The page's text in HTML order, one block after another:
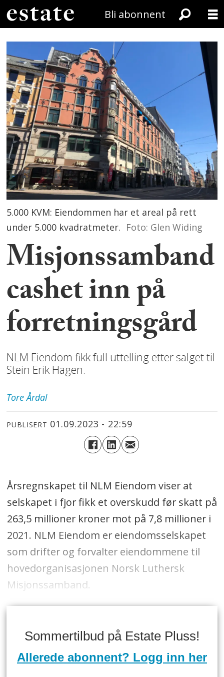
Bli abonnent
5.000 KVM: Eiendommen har et areal på rett
under 5.000 kvadratmeter. Foto: Glen Widing
Misjonssamband
cashet inn på
forretningsgård
NLM Eiendom fikk full uttelling etter salget til
Stein Erik Hagen.
Tore Årdal
PUBLISERT 01.09.2023 - 22:59
Årsregnskapet til NLM Eiendom viser at
selskapet i fjor fikk et overskudd før skatt på
263,5 millioner kroner mot på 7,8 millioner i
2021. NLM Eiendom er eiendomsselskapet
som drifter og forvalter eiendommene til
hovedorganisasjonen Norsk Luthersk
Misjonssamband.
Sommertilbud på Estate Pluss!
Allerede abonnent? Logg inn her